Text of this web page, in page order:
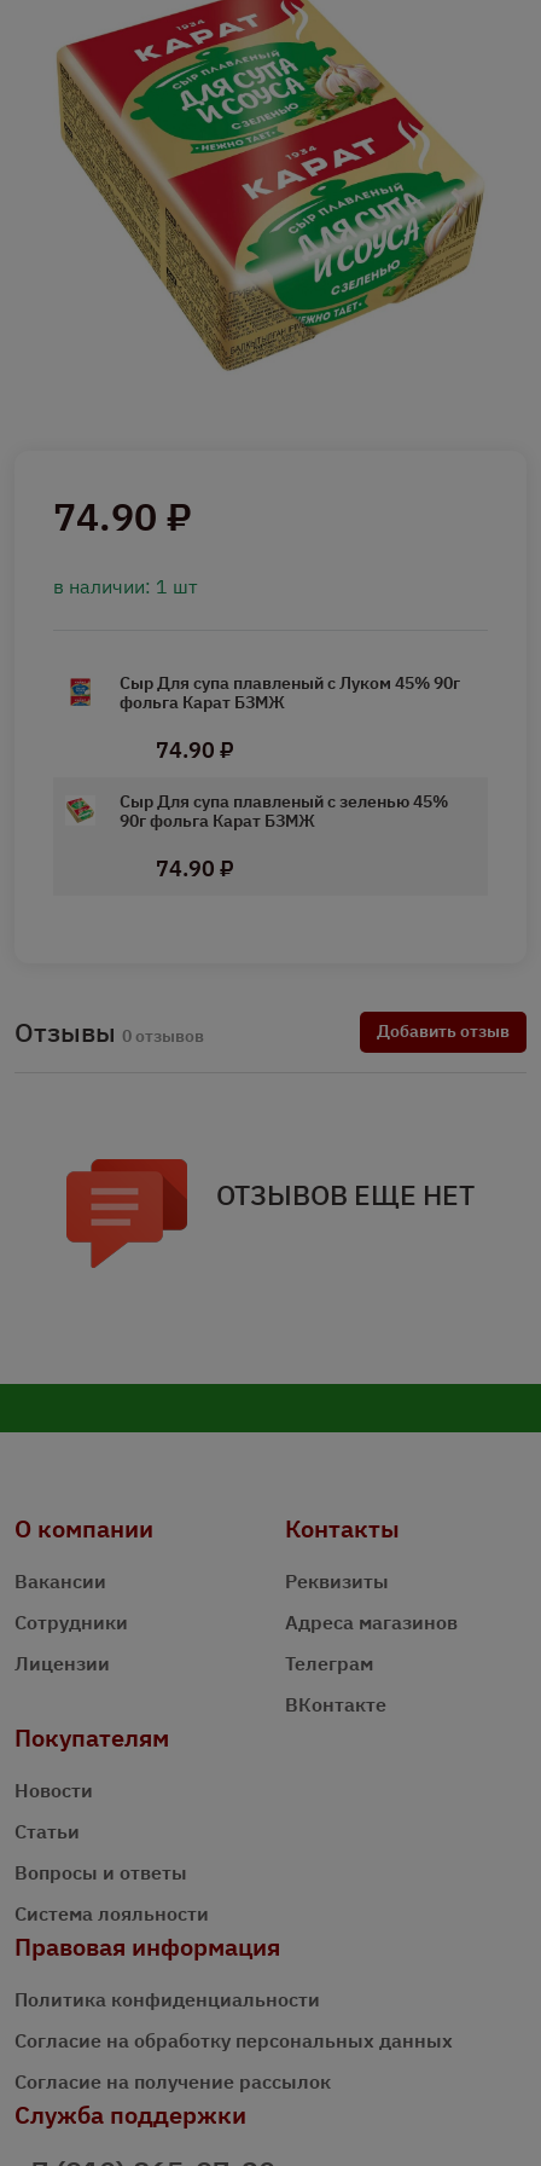
74.90 ₽
в наличии: 1 шт
Сыр Для супа плавленый с Луком 45% 90г
фольга Карат БЗМЖ
74.90 ₽
Сыр Для супа плавленый с зеленью 45%
90г фольга Карат БЗМЖ
74.90 ₽
Отзывы 0 отзывов Добавить отзыв
ОТЗЫВОВ ЕЩЕ НЕТ
О компании
Вакансии
Сотрудники
Лицензии
Контакты
Реквизиты
Адреса магазинов
Телеграм
ВКонтакте
Покупателям
Новости
Статьи
Вопросы и ответы
Система лояльности
Правовая информация
Политика конфиденциальности
Согласие на обработку персональных данных
Согласие на получение рассылок
Служба поддержки